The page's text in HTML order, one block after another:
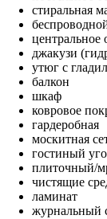
стиральная
центральное
джакузи
утюг с
балкон
шкаф
ковровое
гардеробная
москитная
гостиный
плиточный/
чистящие
ламинат
журнальный